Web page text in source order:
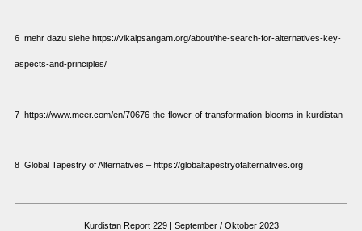
6 mehr dazu siehe https://vikalpsangam.org/about/the-search-for-alternatives-key-
aspects-and-principles/
7 https://www.meer.com/en/70676-the-flower-of-transformation-blooms-in-kurdistan
8 Global Tapestry of Alternatives – https://globaltapestryofalternatives.org
Kurdistan Report 229 | September / Oktober 2023